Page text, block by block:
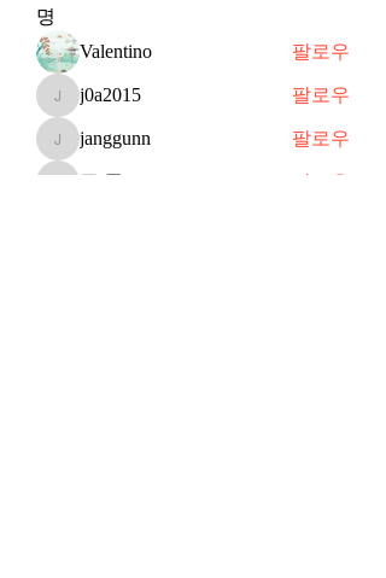
명
Valentino 팔로우
j0a2015
j0a2015 팔로우
janggunn
janggunn 팔로우
쥬 공 팔로우